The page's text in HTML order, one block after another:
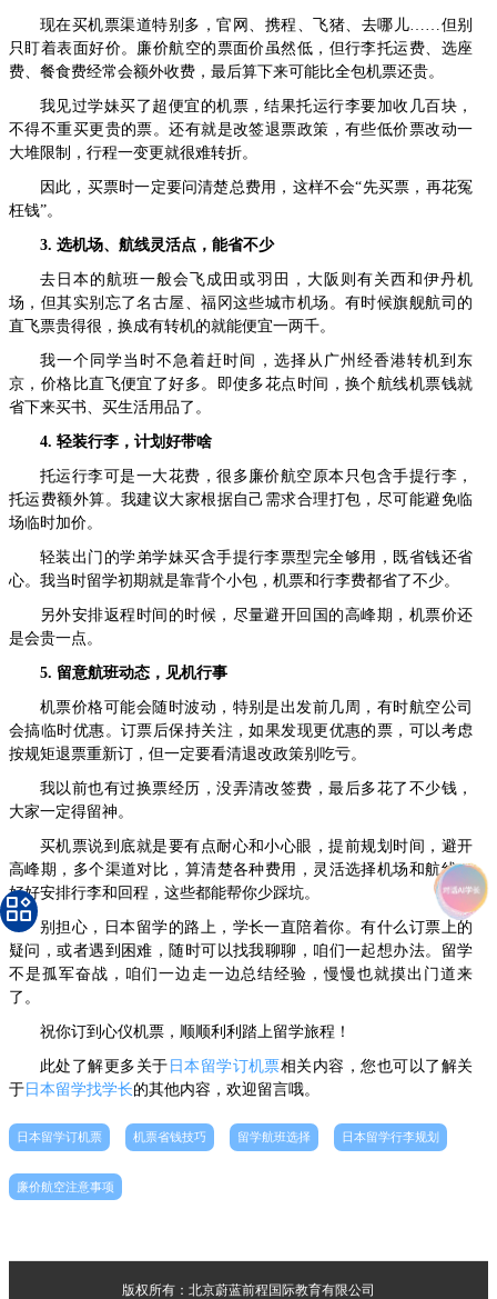
现在买机票渠道特别多，官网、携程、飞猪、去哪儿……但别
只盯着表面好价。廉价航空的票面价虽然低，但行李托运费、选座
费、餐食费经常会额外收费，最后算下来可能比全包机票还贵。
我见过学妹买了超便宜的机票，结果托运行李要加收几百块，
不得不重买更贵的票。还有就是改签退票政策，有些低价票改动一
大堆限制，行程一变更就很难转折。
因此，买票时一定要问清楚总费用，这样不会“先买票，再花冤
枉钱”。
3. 选机场、航线灵活点，能省不少
去日本的航班一般会飞成田或羽田，大阪则有关西和伊丹机
场，但其实别忘了名古屋、福冈这些城市机场。有时候旗舰航司的
直飞票贵得很，换成有转机的就能便宜一两千。
我一个同学当时不急着赶时间，选择从广州经香港转机到东
京，价格比直飞便宜了好多。即使多花点时间，换个航线机票钱就
省下来买书、买生活用品了。
4. 轻装行李，计划好带啥
托运行李可是一大花费，很多廉价航空原本只包含手提行李，
托运费额外算。我建议大家根据自己需求合理打包，尽可能避免临
场临时加价。
轻装出门的学弟学妹买含手提行李票型完全够用，既省钱还省
心。我当时留学初期就是靠背个小包，机票和行李费都省了不少。
另外安排返程时间的时候，尽量避开回国的高峰期，机票价还
是会贵一点。
5. 留意航班动态，见机行事
机票价格可能会随时波动，特别是出发前几周，有时航空公司
会搞临时优惠。订票后保持关注，如果发现更优惠的票，可以考虑
按规矩退票重新订，但一定要看清退改政策别吃亏。
我以前也有过换票经历，没弄清改签费，最后多花了不少钱，
大家一定得留神。
买机票说到底就是要有点耐心和小心眼，提前规划时间，避开
高峰期，多个渠道对比，算清楚各种费用，灵活选择机场和航线，
好好安排行李和回程，这些都能帮你少踩坑。
别担心，日本留学的路上，学长一直陪着你。有什么订票上的
疑问，或者遇到困难，随时可以找我聊聊，咱们一起想办法。留学
不是孤军奋战，咱们一边走一边总结经验，慢慢也就摸出门道来
了。
祝你订到心仪机票，顺顺利利踏上留学旅程！
此处了解更多关于 日本留学订机票相关内容，您也可以了解关
于 日本留学找学长的其他内容，欢迎留言哦。
日本留学订机票 机票省钱技巧 留学航班选择 日本留学行李规划
廉价航空注意事项
版权所有：北京蔚蓝前程国际教育有限公司